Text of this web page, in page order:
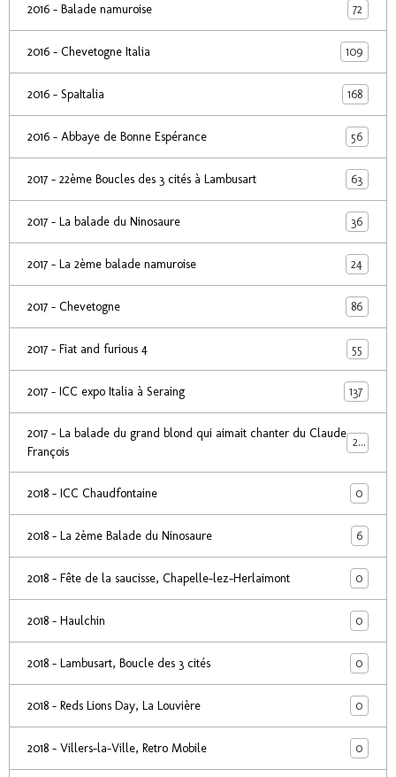
2016 - Balade namuroise 72
2016 - Chevetogne Italia 109
2016 - SpaItalia 168
2016 - Abbaye de Bonne Espérance 56
2017 - 22ème Boucles des 3 cités à Lambusart 63
2017 - La balade du Ninosaure 36
2017 - La 2ème balade namuroise 24
2017 - Chevetogne 86
2017 - Fiat and furious 4 55
2017 - ICC expo Italia à Seraing 137
2017 - La balade du grand blond qui aimait chanter du Claude
François
24
2018 - ICC Chaudfontaine 0
2018 - La 2ème Balade du Ninosaure 6
2018 - Fête de la saucisse, Chapelle-lez-Herlaimont 0
2018 - Haulchin 0
2018 - Lambusart, Boucle des 3 cités 0
2018 - Reds Lions Day, La Louvière 0
2018 - Villers-la-Ville, Retro Mobile 0